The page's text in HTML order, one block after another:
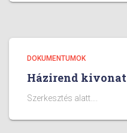
DOKUMENTUMOK
Házirend kivonat
Szerkesztés alatt….